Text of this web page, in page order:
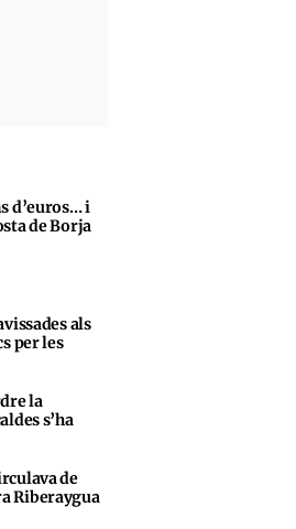
d’euros… i
de Borja
als
per les
la
s’ha
de
Riberaygua